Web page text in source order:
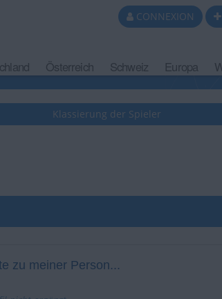
CONNEXION
Österreich Schweiz Europa
Klassierung der Spieler
zu meiner Person...